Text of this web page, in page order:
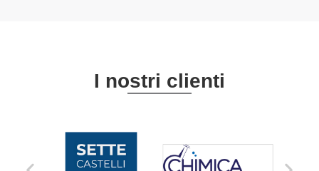
I nostri clienti